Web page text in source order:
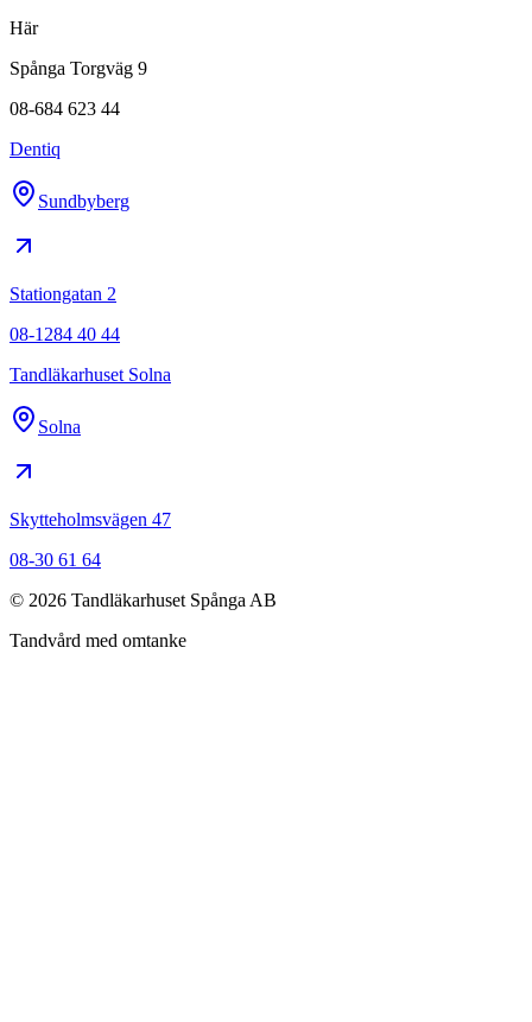
Här
Spånga Torgväg 9
08-684 623 44
Dentiq
Sundbyberg
Stationgatan 2
08-1284 40 44
Tandläkarhuset Solna
Solna
Skytteholmsvägen 47
08-30 61 64
© 2026 Tandläkarhuset Spånga AB
Tandvård med omtanke